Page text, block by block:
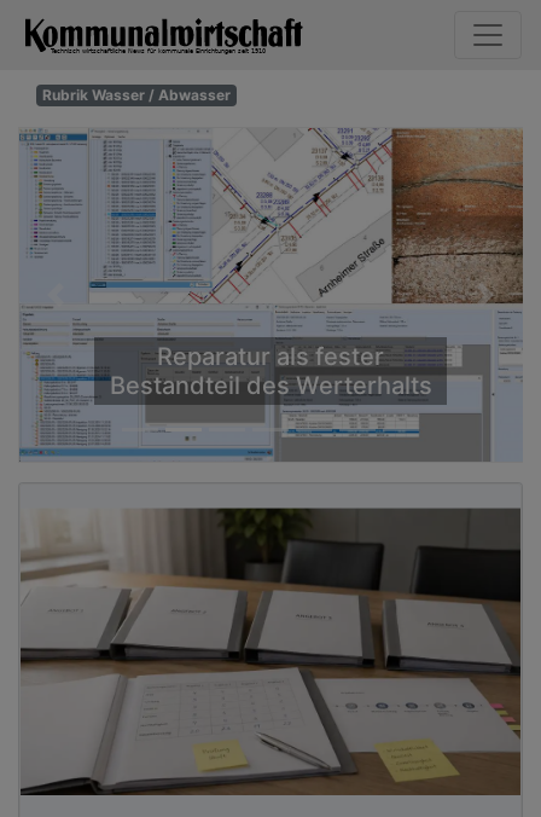
Rubrik Wasser / Abwasser
Reparatur als fester
Bestandteil des Werterhalts
Previous Next